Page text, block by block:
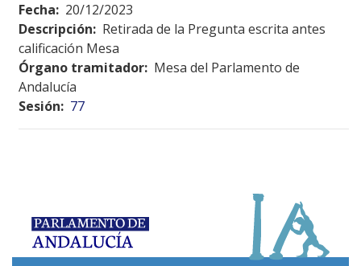
Fecha: 20/12/2023
Descripción: Retirada de la Pregunta escrita antes
calificación Mesa
Órgano tramitador: Mesa del Parlamento de
Andalucía
Sesión: 77